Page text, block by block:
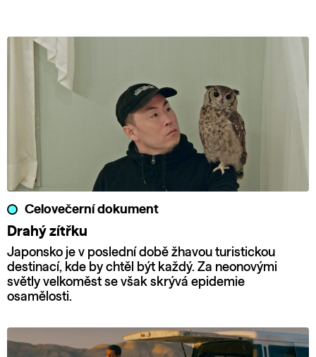
Celovečerní dokument
Drahý zítřku
Japonsko je v poslední době žhavou turistickou
destinací, kde by chtěl být každý. Za neonovými
světly velkoměst se však skrývá epidemie
osamělosti.